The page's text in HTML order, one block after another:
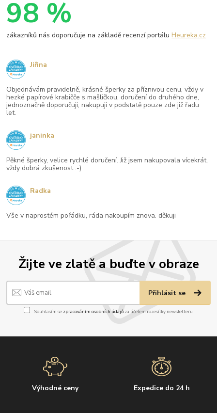
Žijte ve zlatě a buďte v obraze
Přihlásit se
Souhlasím se zpracováním osobních údajůza účelem rozesílky newsletteru.
Výhodné ceny Expedice do 24 h
98 %
zákazníků nás doporučuje na základě recenzí portáluHeureka.cz
Objednávám pravidelně, krásné šperky za příznivou cenu, vždy v
hezké papírové krabičče s mašličkou, doručení do druhého dne,
jednoznačně doporučuji, nakupuji v podstatě pouze zde již řadu
let.
Jiřina
Pěkné šperky, velice rychlé doručení. Již jsem nakupovala vícekrát,
vždy dobrá zkušenost :-)
janinka
Vše v naprostém pořádku, ráda nakoupím znova. děkuji
Radka